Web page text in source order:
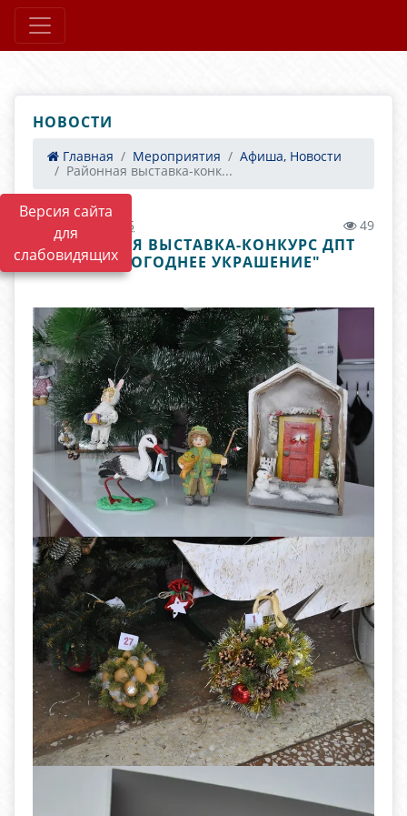
Версия сайта
для
слабовидящих
НОВОСТИ
Главная Мероприятия
Афиша, Новости
Районная выставка-конк...
28.12.2022 02:45 49
РАЙОННАЯ ВЫСТАВКА-КОНКУРС ДПТ
"НОВОГОДНЕЕ УКРАШЕНИЕ"